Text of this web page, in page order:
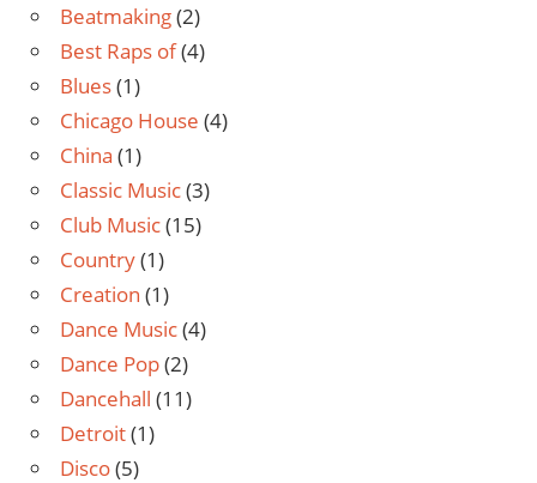
Beatmaking(2)
Best Raps of(4)
Blues(1)
Chicago House (4)
China (1)
Classic Music(3)
Club Music(15)
Country(1)
Creation (1)
Dance Music(4)
Dance Pop(2)
Dancehall (11)
Detroit(1)
Disco(5)